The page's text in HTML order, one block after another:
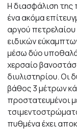
Η διασφάλιση της
ένα ακόμα
αργού
ειδικών
μέσω δύο
χερσαίο
διυλιστηρίου. Οι
βάθος 3 μέτρων
προστατευμένοι
πυθμένα έχει